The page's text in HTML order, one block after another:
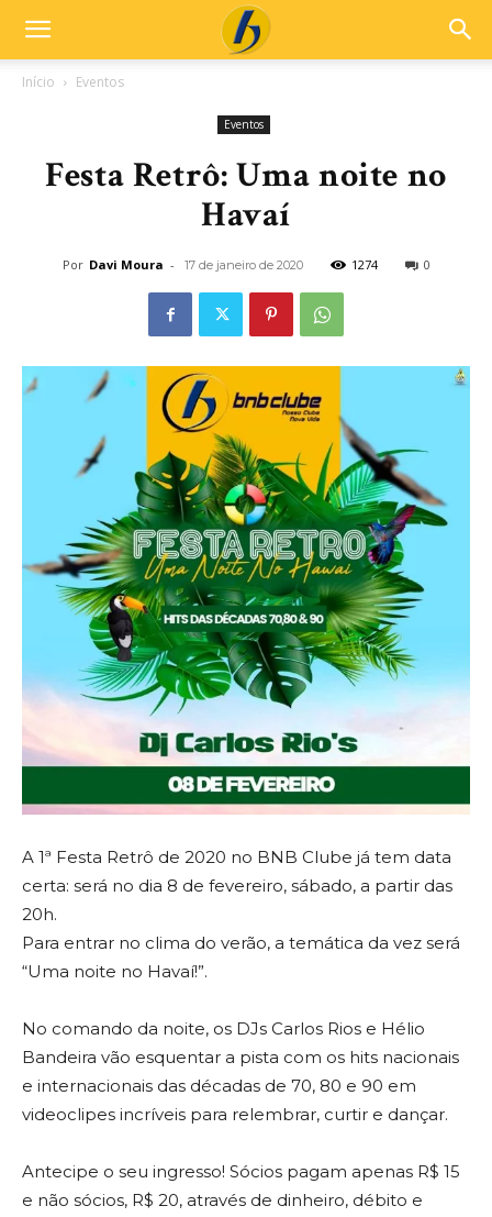
Início Eventos
Eventos
Festa Retrô: Uma noite no
Havaí
Por Davi Moura - 17 de janeiro de 2020 1274 0
A 1ª Festa Retrô de 2020 no BNB Clube já tem data
certa: será no dia 8 de fevereiro, sábado, a partir das
20h.
Para entrar no clima do verão, a temática da vez será
“Uma noite no Havaí!”.
No comando da noite, os DJs Carlos Rios e Hélio
Bandeira vão esquentar a pista com os hits nacionais
e internacionais das décadas de 70, 80 e 90 em
videoclipes incríveis para relembrar, curtir e dançar.
Antecipe o seu ingresso! Sócios pagam apenas R$ 15
e não sócios, R$ 20, através de dinheiro, débito e